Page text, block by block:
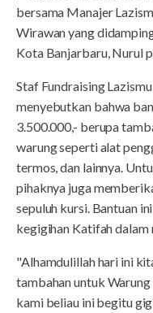
bersama Manajer
Wirawan yang
Kota Banjarbaru, Nurul
Staf Fundraising
menyebutkan bahwa
3.500.000,- berupa
warung seperti alat
termos, dan lainnya.
pihaknya juga
sepuluh kursi. Bantuan
kegigihan Katifah dalam
"Alhamdulillah hari ini
tambahan untuk
kami beliau ini begitu